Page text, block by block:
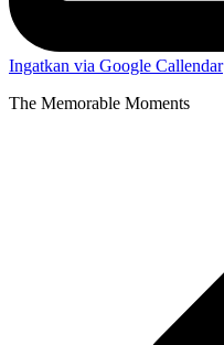
Ingatkan via Google Callendar
The Memorable Moments